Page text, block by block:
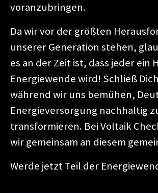
voranzubringen.
Da wir vor der größten
unserer Generation stehen,
es an der Zeit ist, dass jeder ein
Energiewende wird! Schließ
während wir uns bemühen,
Energieversorgung nachhaltig
transformieren. Bei Voltaik
wir gemeinsam an diesem
Werde jetzt Teil der